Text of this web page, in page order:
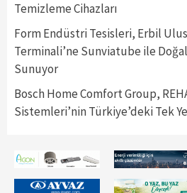
Temizleme Cihazları
Form Endüstri Tesisleri, Erbil
Terminali’ne Sunviatube ile
Sunuyor
Bosch Home Comfort Group,
Sistemleri’nin Türkiye’deki Tek